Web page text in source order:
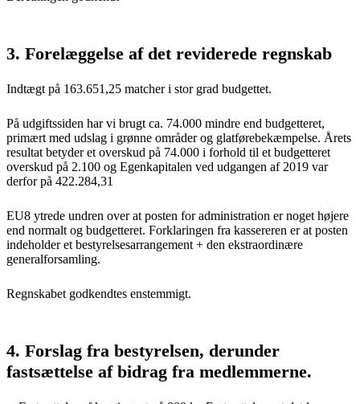
3. Forelæggelse af det reviderede regnskab
Indtægt på 163.651,25 matcher i stor grad budgettet.
På udgiftssiden har vi brugt ca. 74.000 mindre end budgetteret,
primært med udslag i grønne områder og glatførebekæmpelse. Årets
resultat betyder et overskud på 74.000 i forhold til et budgetteret
overskud på 2.100 og Egenkapitalen ved udgangen af 2019 var
derfor på 422.284,31
EU8 ytrede undren over at posten for administration er noget højere
end normalt og budgetteret. Forklaringen fra kassereren er at posten
indeholder et bestyrelsesarrangement + den ekstraordinære
generalforsamling.
Regnskabet godkendtes enstemmigt.
4. Forslag fra bestyrelsen, derunder
fastsættelse af bidrag fra medlemmerne.